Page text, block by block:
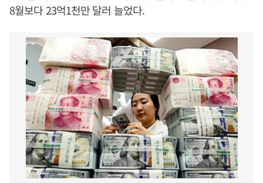
8월보다 23억1천만 달러 늘었다.